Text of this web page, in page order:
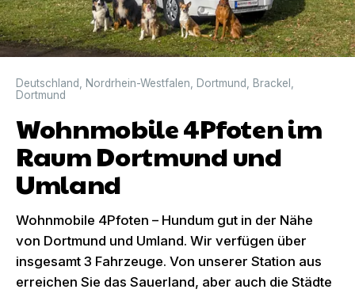
Deutschland Nordrhein-Westfalen Dortmund Brackel
Dortmund
Wohnmobile 4Pfoten im
Raum Dortmund und
Umland
Wohnmobile 4Pfoten – Hundum gut in der Nähe
von Dortmund und Umland. Wir verfügen über
insgesamt 3 Fahrzeuge. Von unserer Station aus
erreichen Sie das Sauerland, aber auch die Städte